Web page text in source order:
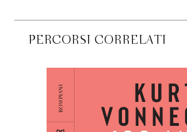
PERCORSI CORRELATI